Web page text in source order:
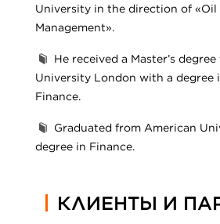
University in the direction of «Oil
Management».
He received a Master’s
University London with a degree
Finance.
Graduated from American
degree in Finance.
КЛИЕНТЫ И